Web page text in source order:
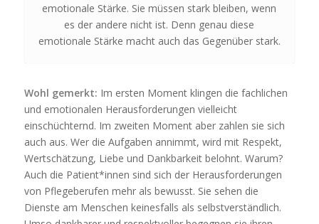
emotionale Stärke. Sie müssen stark bleiben, wenn
es der andere nicht ist. Denn genau diese
emotionale Stärke macht auch das Gegenüber stark.
Wohl gemerkt: Im ersten Moment klingen die fachlichen
und emotionalen Herausforderungen vielleicht
einschüchternd. Im zweiten Moment aber zahlen sie sich
auch aus. Wer die Aufgaben annimmt, wird mit Respekt,
Wertschätzung, Liebe und Dankbarkeit belohnt. Warum?
Auch die Patient*innen sind sich der Herausforderungen
von Pflegeberufen mehr als bewusst. Sie sehen die
Dienste am Menschen keinesfalls als selbstverständlich.